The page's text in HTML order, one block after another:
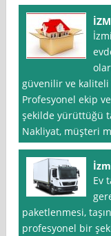
güvenilir ve kaliteli
Profesyonel ekip
şekilde yürüttüğü
Nakliyat, müşteri
Ev
paketlenmesi,
profesyonel bir